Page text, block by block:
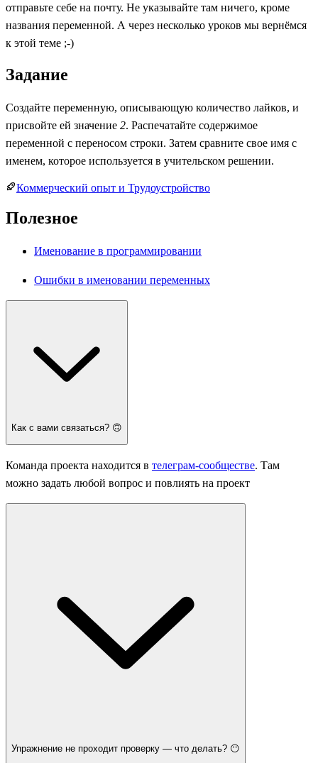
отправьте себе на почту. Не указывайте там ничего, кроме
названия переменной. А через несколько уроков мы вернёмся
к этой теме ;-)
Задание
Создайте переменную, описывающую количество лайков, и
присвойте ей значение 2. Распечатайте содержимое
переменной с переносом строки. Затем сравните свое имя с
именем, которое используется в учительском решении.
Коммерческий опыт и Трудоустройство
Полезное
Именование в программировании
Ошибки в именовании переменных
Как с вами связаться? 🙃
Команда проекта находится в телеграм-сообществе. Там
можно задать любой вопрос и повлиять на проект
Упражнение не проходит проверку — что делать? 😶